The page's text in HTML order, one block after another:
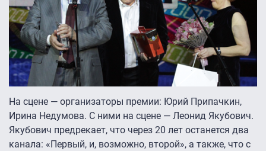
На сцене — организаторы премии: Юрий Припачкин,
Ирина Недумова. С ними на сцене — Леонид Якубович.
Якубович предрекает, что через 20 лет останется два
канала: «Первый, и, возможно, второй», а также, что с